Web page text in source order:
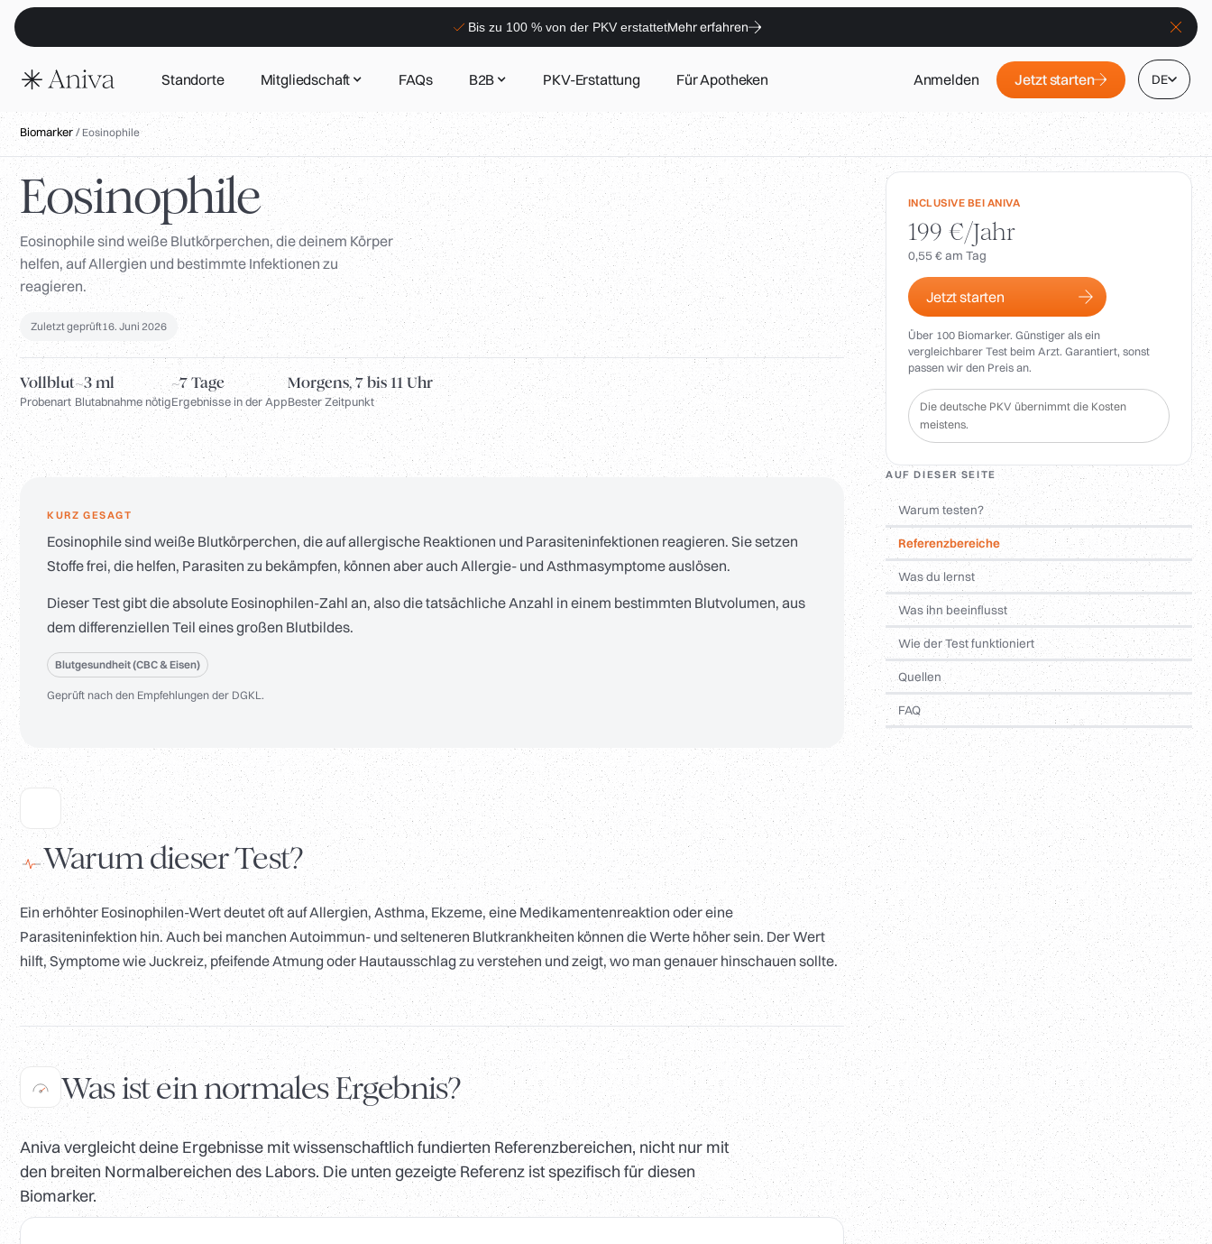
Bis zu 100 % von der PKV erstattetMehr erfahren
Standorte Mitgliedschaft FAQs B2B PKV-Erstattung Für Apotheken Anmelden Jetzt starten DE
Biomarker/Eosinophile
Eosinophile
Eosinophile sind weiße Blutkörperchen, die deinem Körper
helfen, auf Allergien und bestimmte Infektionen zu
reagieren.
Zuletzt geprüft16. Juni 2026
Vollblut
Probenart
~3 ml
Blutabnahme nötig
~7 Tage
Ergebnisse in der App
Morgens, 7 bis 11 Uhr
Bester Zeitpunkt
INCLUSIVE BEI ANIVA
199 €/Jahr
0,55 € am Tag
Jetzt starten
Über 100 Biomarker. Günstiger als ein
vergleichbarer Test beim Arzt. Garantiert, sonst
passen wir den Preis an.
Die deutsche PKV übernimmt die Kosten
meistens.
AUF DIESER SEITE
Warum testen?
Referenzbereiche
Was du lernst
Was ihn beeinflusst
Wie der Test funktioniert
Quellen
FAQ
KURZ GESAGT
Eosinophile sind weiße Blutkörperchen, die auf allergische Reaktionen und Parasiteninfektionen reagieren. Sie setzen
Stoffe frei, die helfen, Parasiten zu bekämpfen, können aber auch Allergie- und Asthmasymptome auslösen.
Dieser Test gibt die absolute Eosinophilen-Zahl an, also die tatsächliche Anzahl in einem bestimmten Blutvolumen, aus
dem differenziellen Teil eines großen Blutbildes.
Blutgesundheit (CBC & Eisen)
Geprüft nach den Empfehlungen der DGKL.
Warum dieser Test?
Ein erhöhter Eosinophilen-Wert deutet oft auf Allergien, Asthma, Ekzeme, eine Medikamentenreaktion oder eine
Parasiteninfektion hin. Auch bei manchen Autoimmun- und selteneren Blutkrankheiten können die Werte höher sein. Der Wert
hilft, Symptome wie Juckreiz, pfeifende Atmung oder Hautausschlag zu verstehen und zeigt, wo man genauer hinschauen sollte.
Was ist ein normales Ergebnis?
Aniva vergleicht deine Ergebnisse mit wissenschaftlich fundierten Referenzbereichen, nicht nur mit
den breiten Normalbereichen des Labors. Die unten gezeigte Referenz ist spezifisch für diesen
Biomarker.